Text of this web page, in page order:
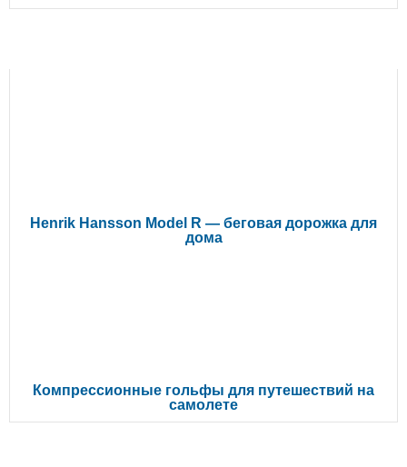
Henrik Hansson Model R — беговая дорожка для
дома
Компрессионные гольфы для путешествий на
самолете